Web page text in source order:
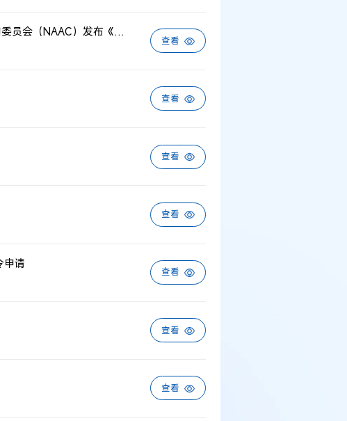
欧洲技术转移促进计划（ASTP）国家协会咨询委员会（NAAC）发布《衍生企业实践深度洞察报告》
查看
查看
查看
查看
申请
查看
查看
查看